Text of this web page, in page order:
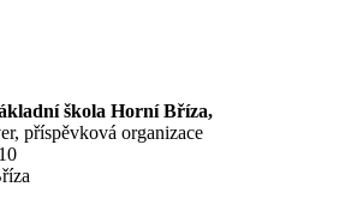
škola Horní Bříza,
příspěvková organizace